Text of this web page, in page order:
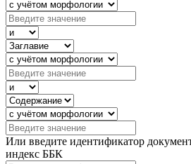
Или введите идентификатор
индекс ББК